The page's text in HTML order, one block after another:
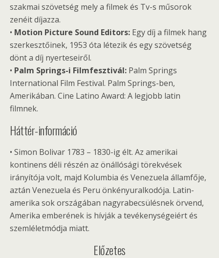
szakmai szövetség mely a filmek és Tv-s műsorok
zenéit díjazza.
• Motion Picture Sound Editors: Egy díj a filmek hang
szerkesztőinek, 1953 óta létezik és egy szövetség
dönt a díj nyerteseiről.
• Palm Springs-i Filmfesztivál: Palm Springs
International Film Festival. Palm Springs-ben,
Amerikában. Cine Latino Award: A legjobb latin
filmnek.
Háttér-információ
• Simon Bolivar 1783 – 1830-ig élt. Az amerikai
kontinens déli részén az önállósági törekvések
irányítója volt, majd Kolumbia és Venezuela államfője,
aztán Venezuela és Peru önkényuralkodója. Latin-
amerika sok országában nagyrabecsülésnek örvend,
Amerika emberének is hívják a tevékenységeiért és
szemléletmódja miatt.
Előzetes